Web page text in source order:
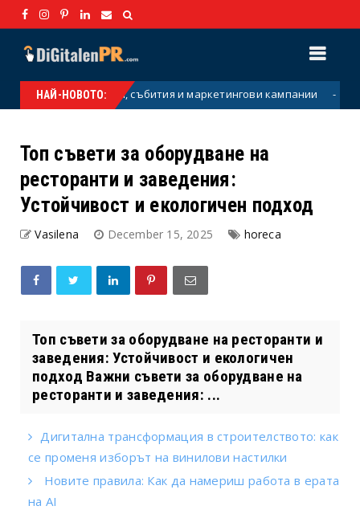
НАЙ-НОВОТО:
за екипи, събития и маркетингови кампании
Топ съвети за оборудване на
ресторанти и заведения:
Устойчивост и екологичен подход
Vasilena December 15, 2025 horeca
Топ съвети за оборудване на ресторанти и
заведения: Устойчивост и екологичен
подход Важни съвети за оборудване на
ресторанти и заведения: ...
Дигитална трансформация в строителството: как
се променя изборът на винилови настилки
Новите правила: Как да намериш работа в ерата
на AI